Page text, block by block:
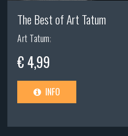
The Best of Art Tatum
Art Tatum;
€ 4,99
INFO